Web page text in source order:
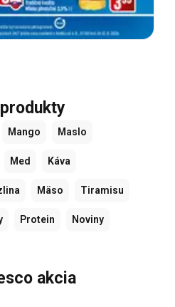
Mango Maslo
Med Káva
Mäso Tiramisu
Protein Noviny
akcia